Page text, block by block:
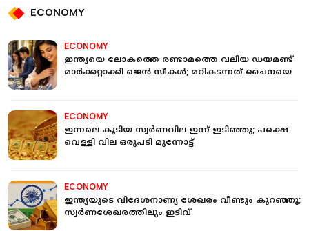
ECONOMY
ECONOMY
ഇന്ത്യയെ ലോകത്തെ രണ്ടാമത്തെ വലിയ ഡയമണ്ട്
മാര്‍ക്കറ്റാക്കി ജെന്‍ സീകള്‍; മറികടന്നത് ചൈനയെ
ECONOMY
ഇന്നലെ കൂടിയ സ്വർണവില ഇന്ന് ഇടിഞ്ഞു; പക്ഷെ
വെള്ളി വില ഒരുപടി മുന്നോട്ട്
ECONOMY
ഇന്ത്യയുടെ വിദേശനാണ്യ ശേഖരം വീണ്ടും കുറഞ്ഞു;
സ്വര്‍ണശേഖരത്തിലും ഇടിവ്